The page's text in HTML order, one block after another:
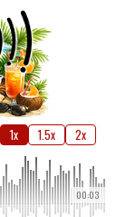
1x 1.5x 2x
00:03